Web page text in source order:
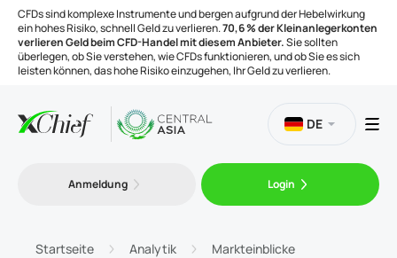
CFDs sind komplexe Instrumente und bergen aufgrund der Hebelwirkung
ein hohes Risiko, schnell Geld zu verlieren.70,6 % der Kleinanlegerkonten
verlieren Geld beim CFD-Handel mit diesem Anbieter.Sie sollten
überlegen, ob Sie verstehen, wie CFDs funktionieren, und ob Sie es sich
leisten können, das hohe Risiko einzugehen, Ihr Geld zu verlieren.
DE
Anmeldung Login
Startseite Analytik Markteinblicke